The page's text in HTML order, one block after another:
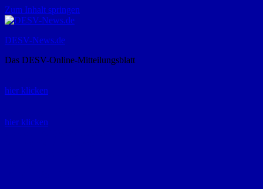
Zum Inhalt springen
DESV-News.de
Das DESV-Online-Mitteilungsblatt
hier klicken
hier klicken